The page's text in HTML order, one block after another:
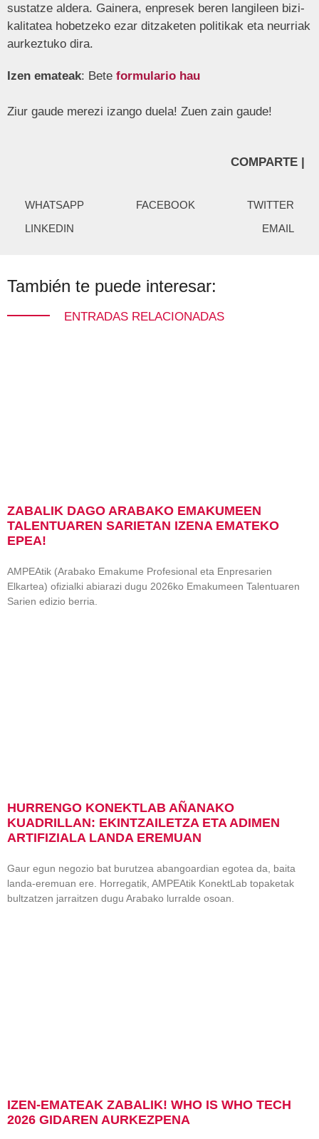
sustatze aldera. Gainera, enpresek beren langileen bizi-
kalitatea hobetzeko ezar ditzaketen politikak eta neurriak
aurkeztuko dira.
Izen emateak: Bete formulario hau
Ziur gaude merezi izango duela! Zuen zain gaude!
COMPARTE |
WHATSAPP FACEBOOK
TWITTER
LINKEDIN
EMAIL
También te puede interesar:
ENTRADAS RELACIONADAS
ZABALIK DAGO ARABAKO EMAKUMEEN
TALENTUAREN SARIETAN IZENA EMATEKO
EPEA!
AMPEAtik (Arabako Emakume Profesional eta Enpresarien
Elkartea) ofizialki abiarazi dugu 2026ko Emakumeen Talentuaren
Sarien edizio berria.
HURRENGO KONEKTLAB AÑANAKO
KUADRILLAN: EKINTZAILETZA ETA ADIMEN
ARTIFIZIALA LANDA EREMUAN
Gaur egun negozio bat burutzea abangoardian egotea da, baita
landa-eremuan ere. Horregatik, AMPEAtik KonektLab topaketak
bultzatzen jarraitzen dugu Arabako lurralde osoan.
IZEN-EMATEAK ZABALIK! WHO IS WHO TECH
2026 GIDAREN AURKEZPENA